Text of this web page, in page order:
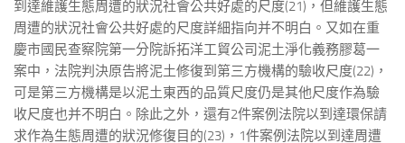
到達維護生態周遭的狀況社會公共好處的尺度(21)，但維護生態
周遭的狀況社會公共好處的尺度詳細指向并不明白。又如在重
慶市國民查察院第一分院訴拓洋工貿公司泥土淨化義務膠葛一
案中，法院判決原告將泥土修復到第三方機構的驗收尺度(22)，
可是第三方機構是以泥土東西的品質尺度仍是其他尺度作為驗
收尺度也并不明白。除此之外，還有2件案例法院以到達環保請
求作為生態周遭的狀況修復目的(23)，1件案例法院以到達周遭